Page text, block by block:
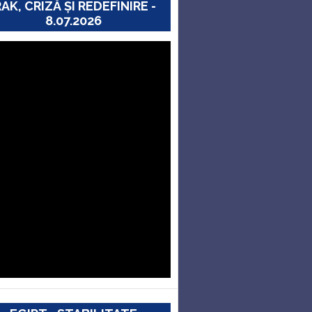
CRIZĂ ȘI REDEFINIRE -
8.07.2026